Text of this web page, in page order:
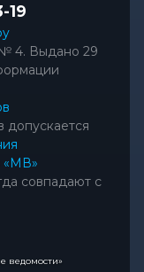
19
№ 4. Выдано 29
допускается
«МВ»
совпадают с
ведомости»